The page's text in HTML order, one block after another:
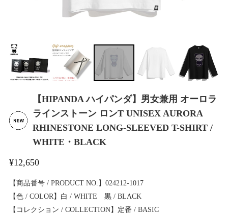
【HIPANDA ハイパンダ】男女兼用 オーロラ
ラインストーン ロンT UNISEX AURORA
RHINESTONE LONG-SLEEVED T-SHIRT /
WHITE・BLACK
¥12,650
【商品番号 / PRODUCT NO.】024212-1017
【色 / COLOR】白 / WHITE 黒 / BLACK
【コレクション / COLLECTION】定番 / BASIC